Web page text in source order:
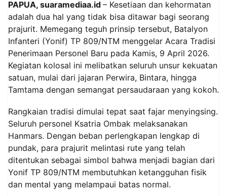
PAPUA, suaramediaa.id – Kesetiaan dan kehormatan
adalah dua hal yang tidak bisa ditawar bagi seorang
prajurit. Memegang teguh prinsip tersebut, Batalyon
Infanteri (Yonif) TP 809/NTM menggelar Acara Tradisi
Penerimaan Personel Baru pada Kamis, 9 April 2026.
Kegiatan kolosal ini melibatkan seluruh unsur kekuatan
satuan, mulai dari jajaran Perwira, Bintara, hingga
Tamtama dengan semangat persaudaraan yang kokoh.
Rangkaian tradisi dimulai tepat saat fajar menyingsing.
Seluruh personel Ksatria Ombak melaksanakan
Hanmars. Dengan beban perlengkapan lengkap di
pundak, para prajurit melintasi rute yang telah
ditentukan sebagai simbol bahwa menjadi bagian dari
Yonif TP 809/NTM membutuhkan ketangguhan fisik
dan mental yang melampaui batas normal.